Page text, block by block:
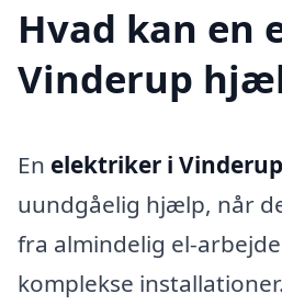
Hvad kan en
Vinderup
En elektriker i Vinderup
uundgåelig hjælp, når
fra almindelig el-
komplekse